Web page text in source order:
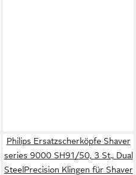
Philips Ersatzscherköpfe Shaver
series 9000 SH91/50, 3 St., Dual
SteelPrecision Klingen für Shaver